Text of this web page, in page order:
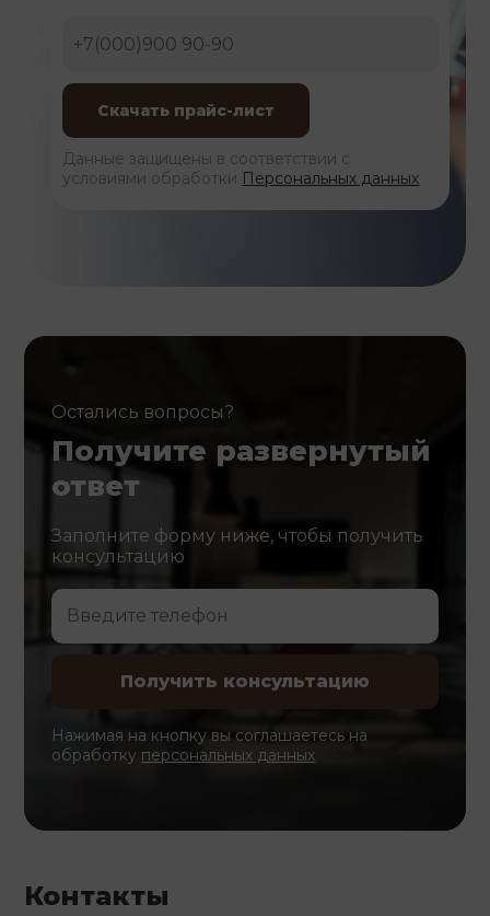
Данные защищены в соответствии с
условиями обработки Персональных данных
Остались вопросы?
Получите развернутый
ответ
Заполните форму ниже, чтобы получить
консультацию
Нажимая на кнопку вы соглашаетесь на
обработку персональных данных
Контакты